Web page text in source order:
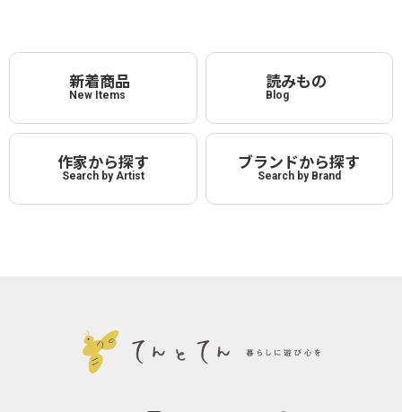
新着商品
New Items
読みもの
Blog
作家から探す
Search by Artist
ブランドから探す
Search by Brand